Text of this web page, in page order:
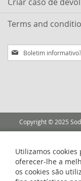
Terms and
Subscreva
a
Copyright © 2025
Utilizamos
oferecer-lhe a
os cookies são